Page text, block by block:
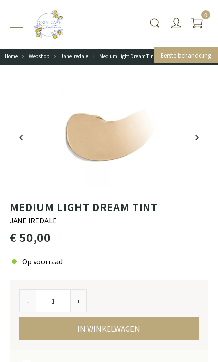
Eerste behandeling
0
Home Webshop Jane Iredale Medium Light Dream Tint
MEDIUM LIGHT DREAM TINT
JANE IREDALE
€ 50,00
Op voorraad
- +
IN WINKELWAGEN